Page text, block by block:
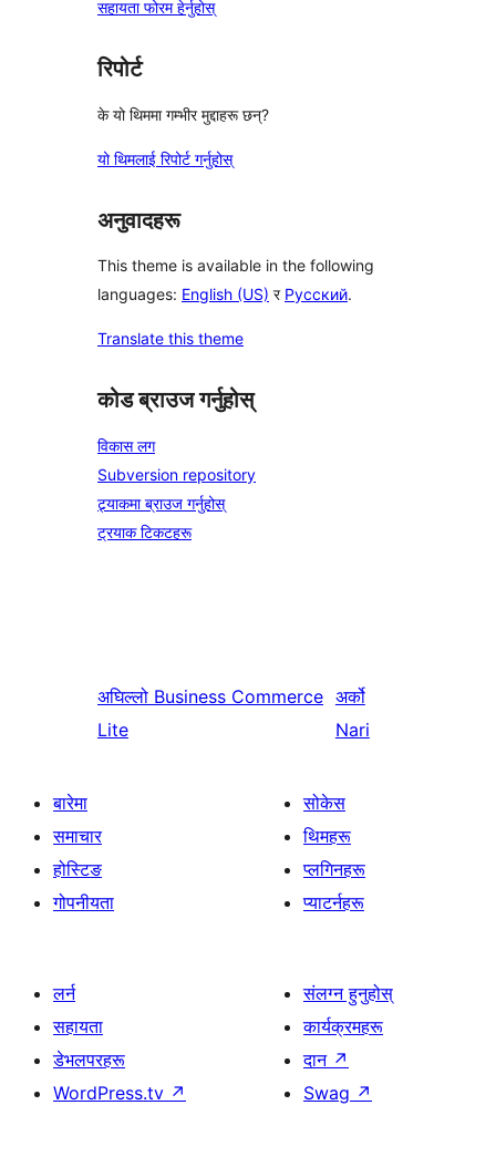
सहायता फोरम हेर्नुहोस्
रिपोर्ट
के यो थिममा गम्भीर मुद्दाहरू छन्?
यो थिमलाई रिपोर्ट गर्नुहोस्
अनुवादहरू
This theme is available in the following
languages: English (US) र Русский.
Translate this theme
कोड ब्राउज गर्नुहोस्
विकास लग
Subversion repository
ट्र्याकमा ब्राउज गर्नुहोस्
ट्रयाक टिकटहरू
अघिल्लो Business Commerce
Lite
अर्को
Nari
बारेमा
समाचार
होस्टिङ
गोपनीयता
सोकेस
थिमहरू
प्लगिनहरू
प्याटर्नहरू
लर्न
सहायता
डेभलपरहरू
WordPress.tv ↗
संलग्न हुनुहोस्
कार्यक्रमहरू
दान ↗
Swag ↗